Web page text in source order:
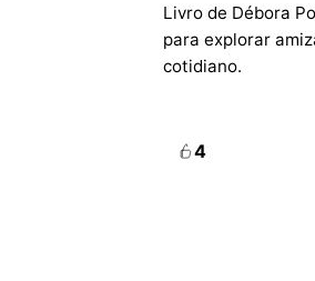
Livro de Débora
para explorar
cotidiano.
4